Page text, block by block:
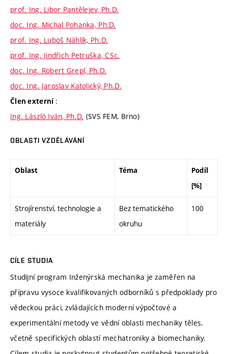
prof. Ing. Libor Pantělejev, Ph.D.
doc. Ing. Michal Pohanka, Ph.D.
prof. Ing. Luboš Náhlík, Ph.D.
prof. Ing. Jindřich Petruška, CSc.
doc. Ing. Robert Grepl, Ph.D.
doc. Ing. Jaroslav Katolický, Ph.D.
Člen externí :
Ing. László Iván, Ph.D. (SVS FEM, Brno)
OBLASTI VZDĚLÁVÁNÍ
Oblast Téma
Podíl
[%]
Strojírenství, technologie a
materiály
Bez tematického
okruhu
100
CÍLE STUDIA
Studijní program Inženýrská mechanika je zaměřen na
přípravu vysoce kvalifikovaných odborníků s předpoklady pro
vědeckou práci, zvládajících moderní výpočtové a
experimentální metody ve vědní oblasti mechaniky těles,
včetně specifických oblastí mechatroniky a biomechaniky.